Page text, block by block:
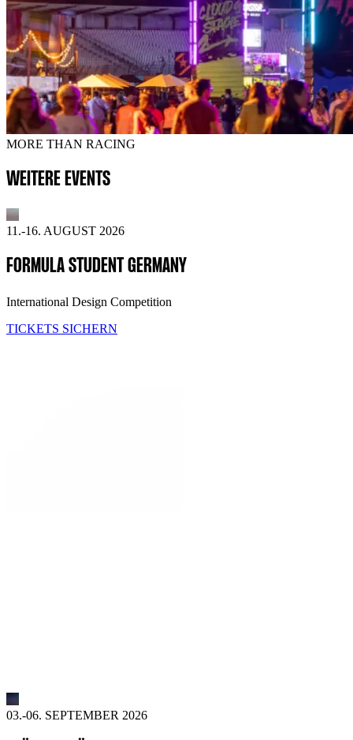
MORE THAN RACING
WEITERE EVENTS
11.-16. AUGUST 2026
FORMULA STUDENT GERMANY
International Design Competition
TICKETS SICHERN
03.-06. SEPTEMBER 2026